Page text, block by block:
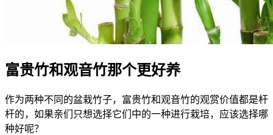
富贵竹和观音竹那个更好养
作为两种不同的盆栽竹子，富贵竹和观音竹的观赏价值都是杆
杆的，如果亲们只想选择它们中的一种进行栽培，应该选择哪
种好呢？